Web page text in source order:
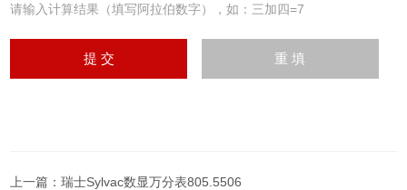
请输入计算结果（填写阿拉伯数字），如：三加四=7
上一篇：瑞士Sylvac数显万分表805.5506